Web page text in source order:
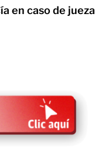
en caso de jueza